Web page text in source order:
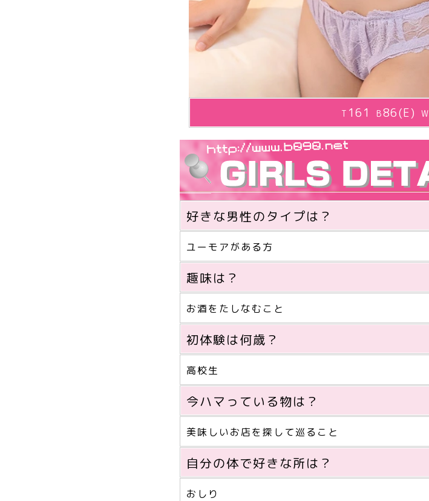
T 161 B86(E) W
好きな男性のタイプは？
ユーモアがある方
趣味は？
お酒をたしなむこと
初体験は何歳？
高校生
今ハマっている物は？
美味しいお店を探して巡ること
自分の体で好きな所は？
おしり